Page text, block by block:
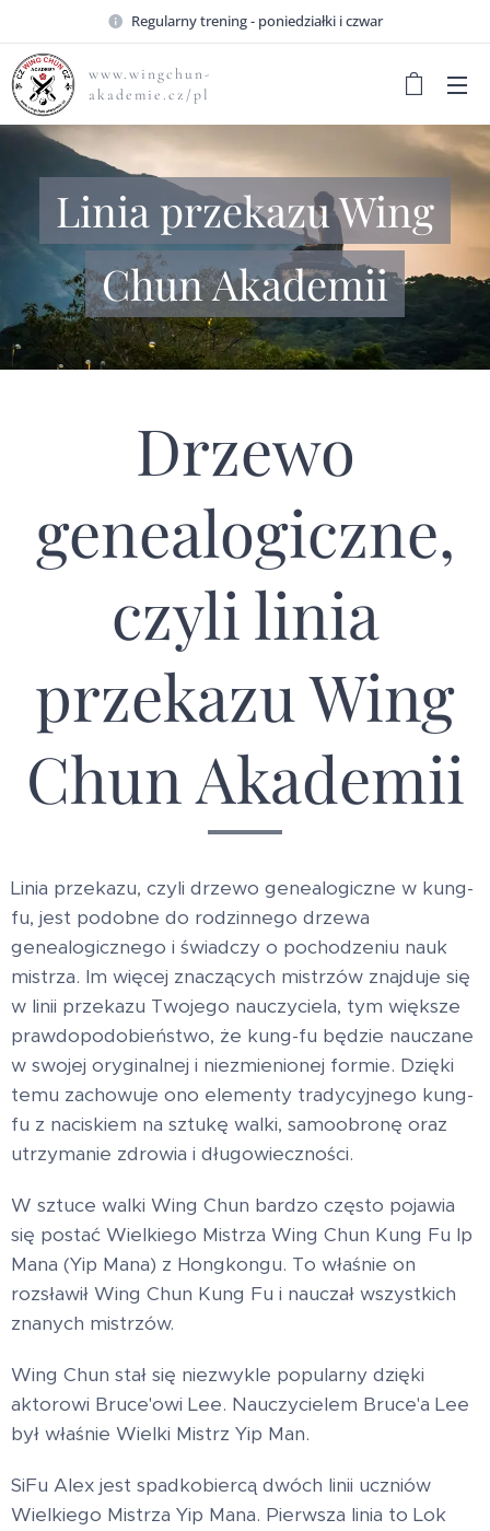
Regularny trening - poniedziałki i czwar
www.wingchun-
akademie.cz/pl
Linia przekazu Wing
Chun Akademii
Drzewo
genealogiczne,
czyli linia
przekazu Wing
Chun Akademii
Linia przekazu, czyli drzewo genealogiczne w kung-
fu, jest podobne do rodzinnego drzewa
genealogicznego i świadczy o pochodzeniu nauk
mistrza. Im więcej znaczących mistrzów znajduje się
w linii przekazu Twojego nauczyciela, tym większe
prawdopodobieństwo, że kung-fu będzie nauczane
w swojej oryginalnej i niezmienionej formie. Dzięki
temu zachowuje ono elementy tradycyjnego kung-
fu z naciskiem na sztukę walki, samoobronę oraz
utrzymanie zdrowia i długowieczności.
W sztuce walki Wing Chun bardzo często pojawia
się postać Wielkiego Mistrza Wing Chun Kung Fu Ip
Mana (Yip Mana) z Hongkongu. To właśnie on
rozsławił Wing Chun Kung Fu i nauczał wszystkich
znanych mistrzów.
Wing Chun stał się niezwykle popularny dzięki
aktorowi Bruce'owi Lee. Nauczycielem Bruce'a Lee
był właśnie Wielki Mistrz Yip Man.
SiFu Alex jest spadkobiercą dwóch linii uczniów
Wielkiego Mistrza Yip Mana. Pierwsza linia to Lok